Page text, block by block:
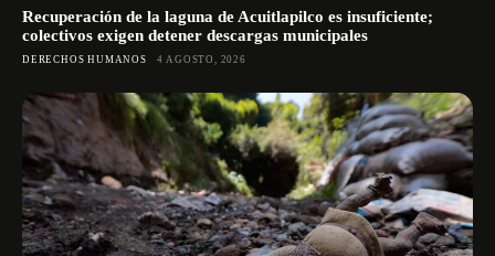
Recuperación de la laguna de Acuitlapilco es insuficiente;
colectivos exigen detener descargas municipales
DERECHOS HUMANOS 4 AGOSTO, 2026